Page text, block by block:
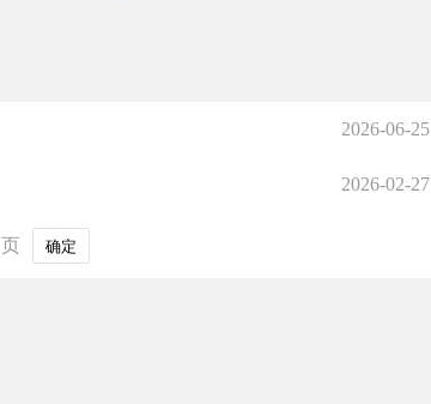
2026-06-25
2026-02-27
页 确定